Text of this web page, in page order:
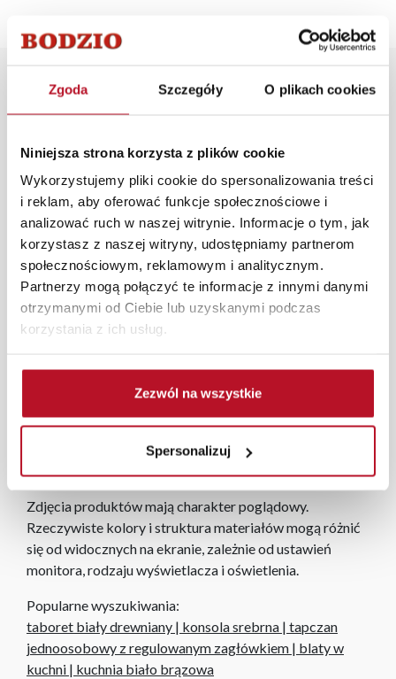
Zgoda Szczegóły O plikach cookies
Niniejsza strona korzysta z plików cookie
Wykorzystujemy pliki cookie do spersonalizowania treści
i reklam, aby oferować funkcje społecznościowe i
analizować ruch w naszej witrynie. Informacje o tym, jak
korzystasz z naszej witryny, udostępniamy partnerom
społecznościowym, reklamowym i analitycznym.
Partnerzy mogą połączyć te informacje z innymi danymi
otrzymanymi od Ciebie lub uzyskanymi podczas
korzystania z ich usług.
Zezwól na wszystkie
Spersonalizuj
Opis produktu
to idealne rozwiązanie do każdego rodzaju wnętrz.
Świetnie sprawdzi się w gabinecie, pokoju
młodzieżowym, salonie, a także sypialni.
Zestaw nie zawiera żarówki.
W każdym z salonów mebli Bodzio oferujemy pomoc w
aranżacji mebli, a nasi pracownicy z wykorzystaniem
programu Planer 3D bezpłatnie zaprojektują i
przygotują kompleksową wizualizację Państwa
roboczych na terenie całej Polski. W przypadku
roboczych, również na terenie całego kraju. Wszystkie
zamówienia powyżej 1000 zł dostarczamy gratis
niezależnie od miejsca złożenia zamówienia.
Zdjęcia produktów mają charakter poglądowy.
Rzeczywiste kolory i struktura materiałów mogą różnić
się od widocznych na ekranie, zależnie od ustawień
monitora, rodzaju wyświetlacza i oświetlenia.
Popularne wyszukiwania:
taboret biały drewniany | konsola srebrna | tapczan
jednoosobowy z regulowanym zagłówkiem | blaty w
kuchni | kuchnia biało brązowa